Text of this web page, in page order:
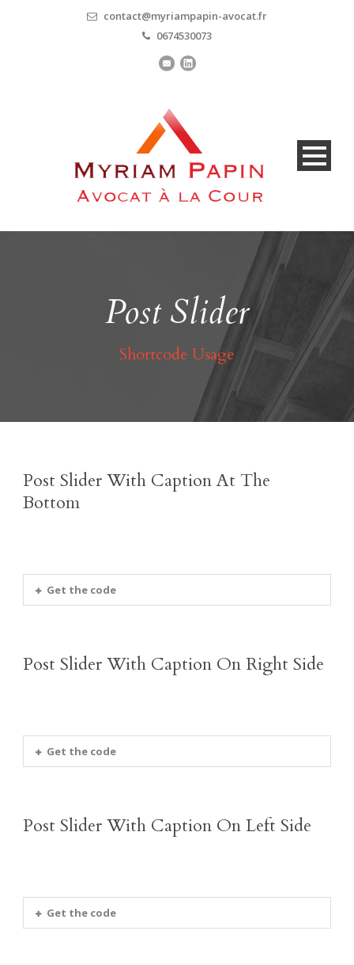
contact@myriampapin-avocat.fr
0674530073
Post Slider
Shortcode Usage
Post Slider With Caption At The
Bottom
Get the code
Post Slider With Caption On Right Side
Get the code
Post Slider With Caption On Left Side
Get the code